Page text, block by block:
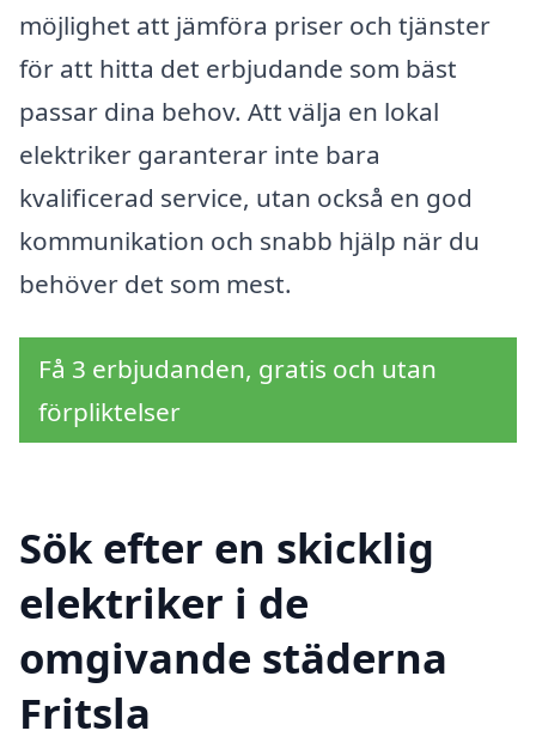
möjlighet att jämföra priser och tjänster
för att hitta det erbjudande som bäst
passar dina behov. Att välja en lokal
elektriker garanterar inte bara
kvalificerad service, utan också en god
kommunikation och snabb hjälp när du
behöver det som mest.
Få 3 erbjudanden, gratis och utan
förpliktelser
Sök efter en skicklig
elektriker i de
omgivande städerna
Fritsla